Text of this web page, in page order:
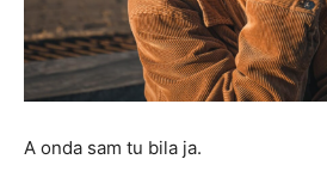
A onda sam tu bila ja.